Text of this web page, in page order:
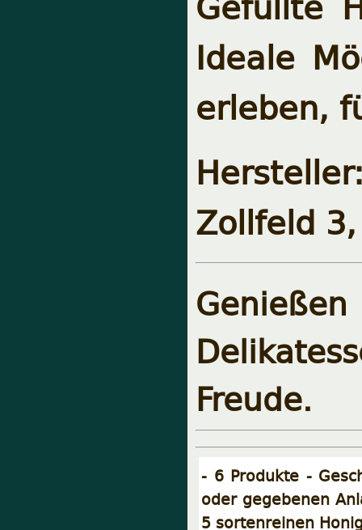
Ideale
erleben,
Zollfeld
Freude.
- 6 Produkte -
oder gegebenen
5 sortenreinen